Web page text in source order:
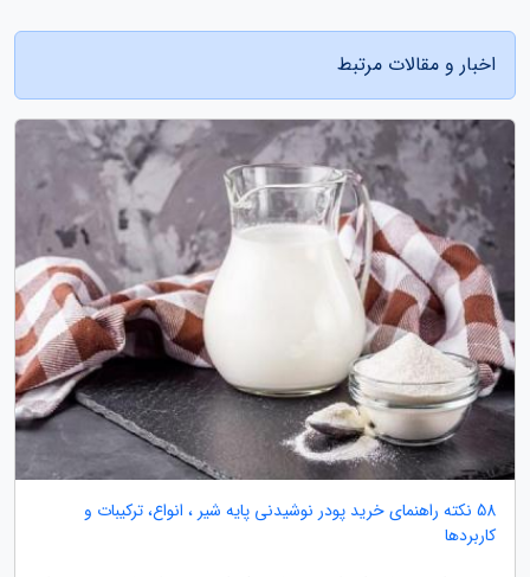
اخبار و مقالات مرتبط
58 نکته راهنمای خرید پودر نوشیدنی پایه شیر ، انواع، ترکیبات و
کاربردها